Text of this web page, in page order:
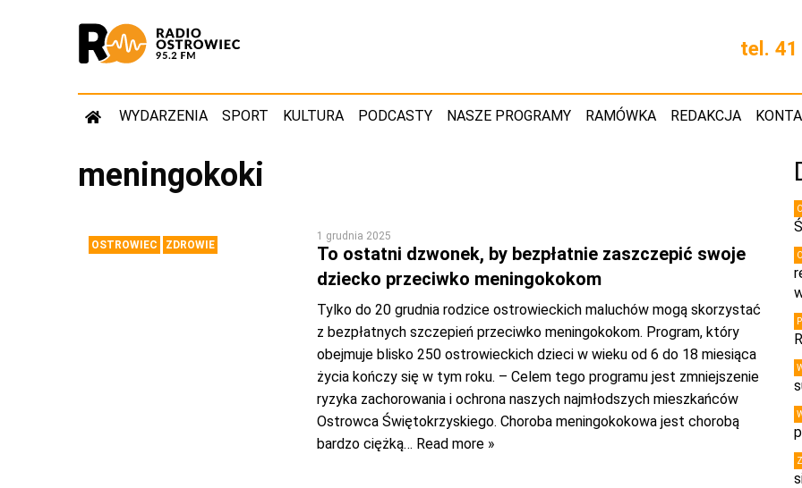
tel.
WYDARZENIA SPORT KULTURA PODCASTY NASZE PROGRAMY RAMÓWKA REDAKCJA
meningokoki
OSTROWIEC ZDROWIE
1 grudnia 2025
To ostatni dzwonek, by bezpłatnie zaszczepić swoje
dziecko przeciwko meningokokom
Tylko do 20 grudnia rodzice ostrowieckich maluchów mogą skorzystać
z bezpłatnych szczepień przeciwko meningokokom. Program, który
obejmuje blisko 250 ostrowieckich dzieci w wieku od 6 do 18 miesiąca
życia kończy się w tym roku. – Celem tego programu jest zmniejszenie
ryzyka zachorowania i ochrona naszych najmłodszych mieszkańców
Ostrowca Świętokrzyskiego. Choroba meningokokowa jest chorobą
bardzo ciężką… Read more »